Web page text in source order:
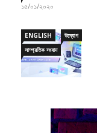
১৫/০১/২০২০
ENGLISH
উদ্যোগ
সাম্প্রতিক সংবাদ